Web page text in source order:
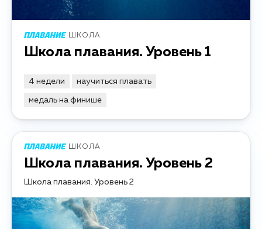
ШКОЛА
Школа плавания. Уровень 1
4 недели научиться плавать
медаль на финише
ШКОЛА
Школа плавания. Уровень 2
Школа плавания. Уровень 2